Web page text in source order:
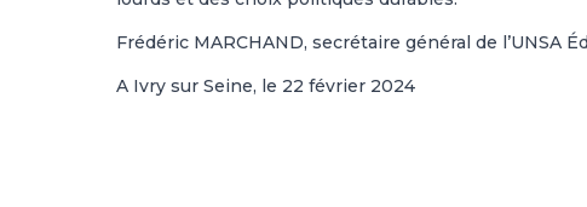
Frédéric MARCHAND, secrétaire général de l’UNSA
A Ivry sur Seine, le 22 février 2024